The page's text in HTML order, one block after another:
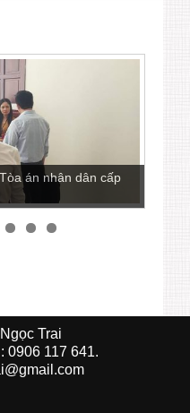
án nhân dân cấp
Trai
0906 117 641.